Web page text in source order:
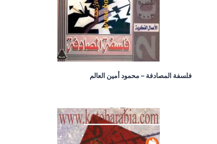
فلسفة المصادفة – محمود أمين العالم